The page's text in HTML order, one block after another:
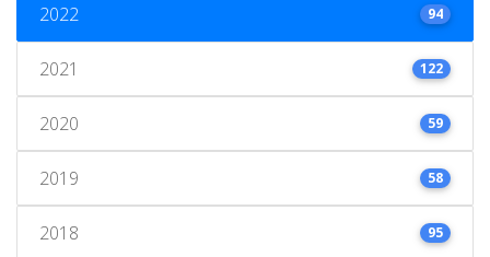
2022 94
2021 122
2020 59
2019 58
2018 95